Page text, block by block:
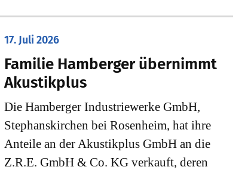
17. Juli 2026
Familie Hamberger übernimmt
Akustikplus
Die Hamberger Industriewerke GmbH,
Stephanskirchen bei Rosenheim, hat ihre
Anteile an der Akustikplus GmbH an die
Z.R.E. GmbH & Co. KG verkauft, deren